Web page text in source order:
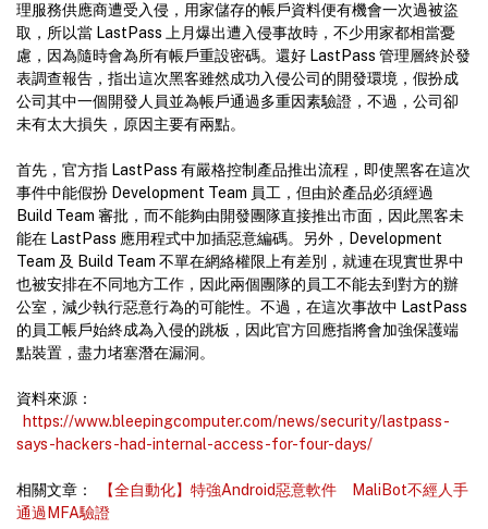
理服務供應商遭受入侵，用家儲存的帳戶資料便有機會一次過被盜
取，所以當 LastPass 上月爆出遭入侵事故時，不少用家都相當憂
慮，因為隨時會為所有帳戶重設密碼。還好 LastPass 管理層終於發
表調查報告，指出這次黑客雖然成功入侵公司的開發環境，假扮成
公司其中一個開發人員並為帳戶通過多重因素驗證，不過，公司卻
未有太大損失，原因主要有兩點。
首先，官方指 LastPass 有嚴格控制產品推出流程，即使黑客在這次
事件中能假扮 Development Team 員工，但由於產品必須經過
Build Team 審批，而不能夠由開發團隊直接推出市面，因此黑客未
能在 LastPass 應用程式中加插惡意編碼。另外，Development
Team 及 Build Team 不單在網絡權限上有差別，就連在現實世界中
也被安排在不同地方工作，因此兩個團隊的員工不能去到對方的辦
公室，減少執行惡意行為的可能性。不過，在這次事故中 LastPass
的員工帳戶始終成為入侵的跳板，因此官方回應指將會加強保護端
點裝置，盡力堵塞潛在漏洞。
資料來源：
https://www.bleepingcomputer.com/news/security/lastpass-
says-hackers-had-internal-access-for-four-days/
相關文章：
【全自動化】特強Android惡意軟件 MaliBot不經人手
通過MFA驗證